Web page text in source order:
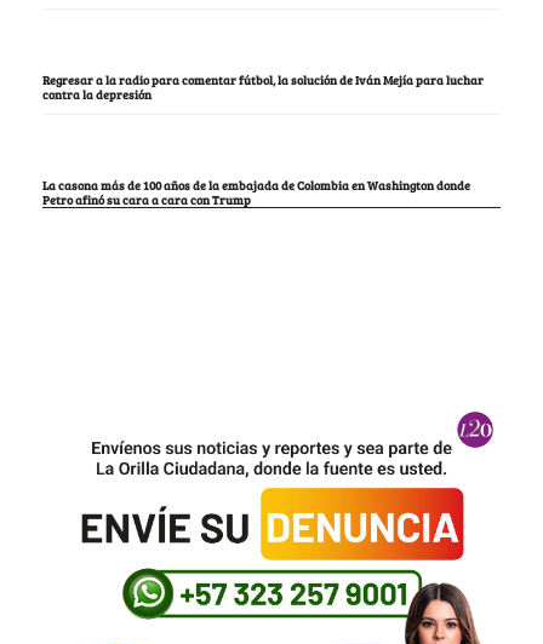
Regresar a la radio para comentar fútbol, la solución de Iván Mejía para luchar
contra la depresión
La casona más de 100 años de la embajada de Colombia en Washington donde
Petro afinó su cara a cara con Trump